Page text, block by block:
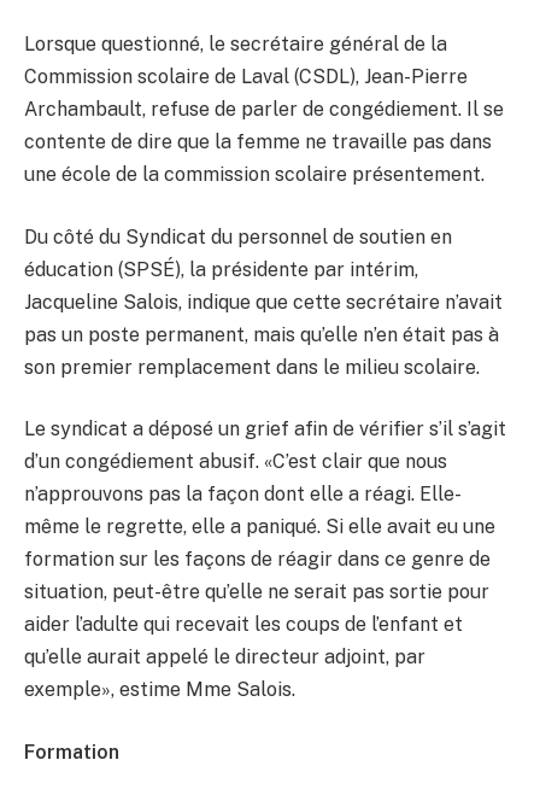
Lorsque questionné, le secrétaire général de la
Commission scolaire de Laval (CSDL), Jean-Pierre
Archambault, refuse de parler de congédiement. Il se
contente de dire que la femme ne travaille pas dans
une école de la commission scolaire présentement.
Du côté du Syndicat du personnel de soutien en
éducation (SPSÉ), la présidente par intérim,
Jacqueline Salois, indique que cette secrétaire n’avait
pas un poste permanent, mais qu’elle n’en était pas à
son premier remplacement dans le milieu scolaire.
Le syndicat a déposé un grief afin de vérifier s’il s’agit
d’un congédiement abusif. «C’est clair que nous
n’approuvons pas la façon dont elle a réagi. Elle-
même le regrette, elle a paniqué. Si elle avait eu une
formation sur les façons de réagir dans ce genre de
situation, peut-être qu’elle ne serait pas sortie pour
aider l’adulte qui recevait les coups de l’enfant et
qu’elle aurait appelé le directeur adjoint, par
exemple», estime Mme Salois.
Formation